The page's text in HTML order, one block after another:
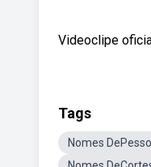
Videoclipe
Tags
Nomes